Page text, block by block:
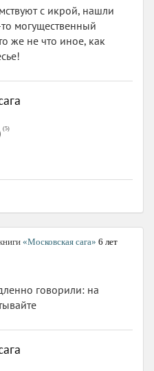
с икрой, нашли
могущественный
же не что иное, как
(5)
«Московская сага» 6 лет
говорили: на